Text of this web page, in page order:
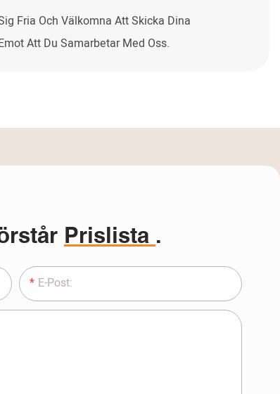
Fria Och Välkomna Att Skicka Dina
Att Du Samarbetar Med Oss.
Prislista .
E-Post: